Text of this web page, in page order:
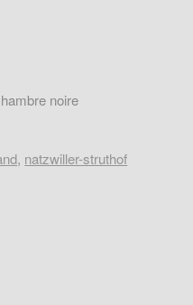
noire
, natzwiller-struthof